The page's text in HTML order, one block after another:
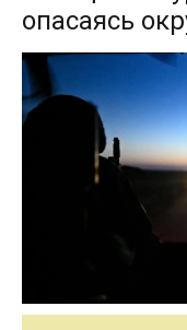
опасаясь